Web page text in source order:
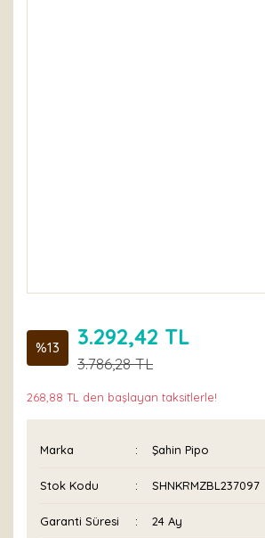
%13 3.292,42 TL
3.786,28 TL
268,88 TL den başlayan taksitlerle!
Marka Şahin Pipo
Stok Kodu SHNKRMZBL237097
Garanti Süresi 24 Ay